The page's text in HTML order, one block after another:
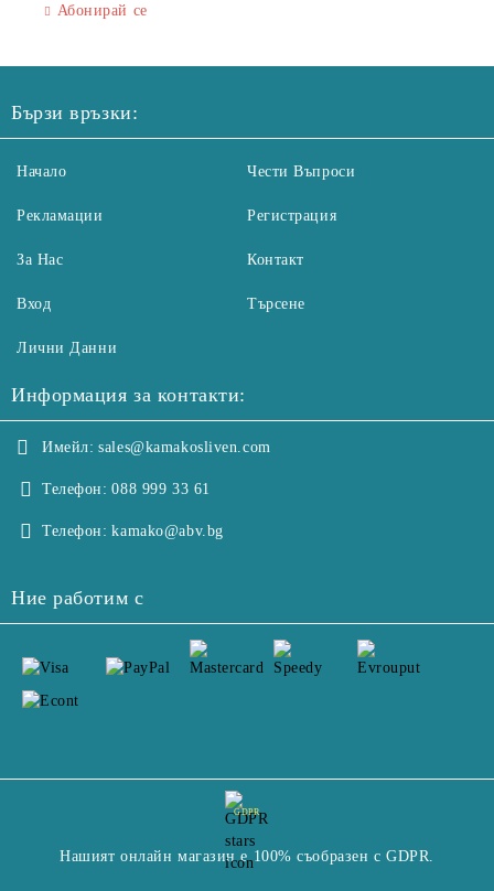
Абонирай се
Бързи връзки:
Начало
Рекламации
За Нас
Вход
Чести Въпроси
Регистрация
Контакт
Търсене
Лични Данни
Информация за контакти:
Имейл: sales@kamakosliven.com
Телефон: 088 999 33 61
Телефон: kamako@abv.bg
Ние работим с
GDPR
Нашият онлайн магазин е 100% съобразен с GDPR.